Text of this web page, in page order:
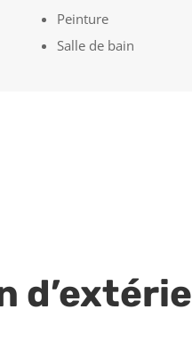
Peinture
Salle de bain